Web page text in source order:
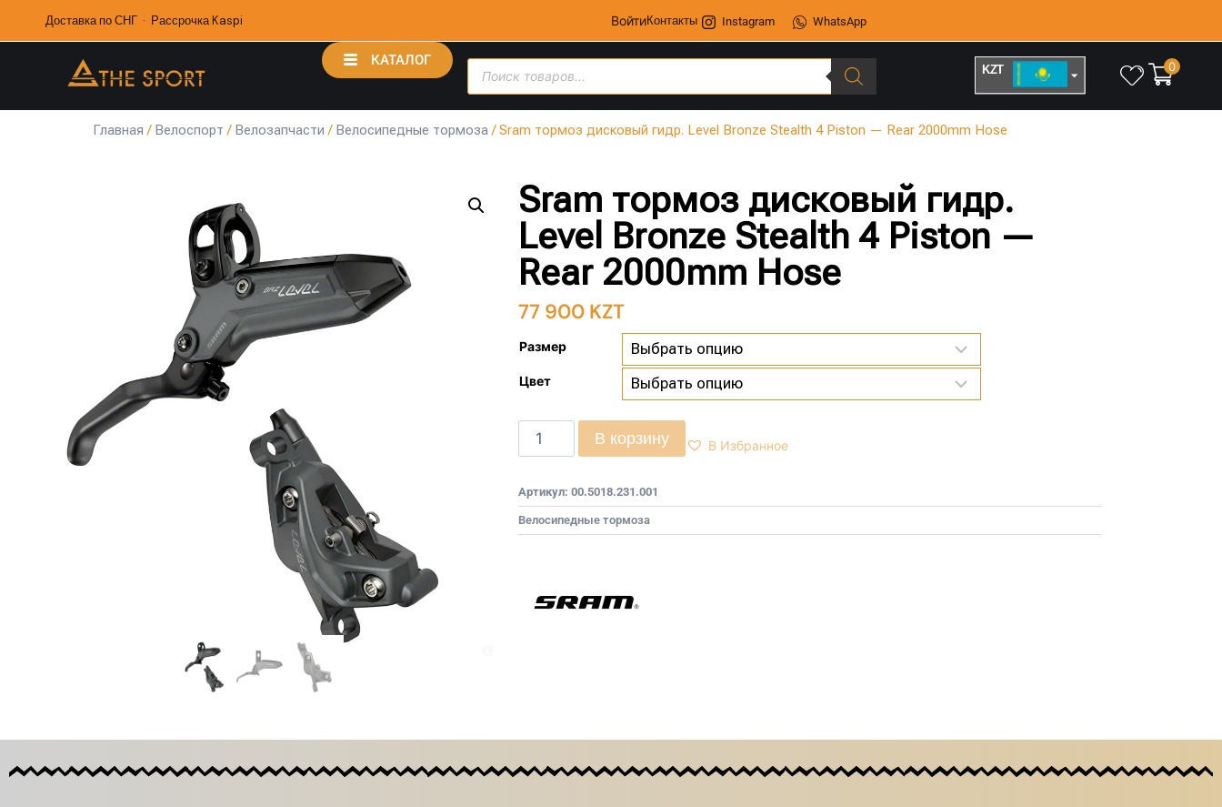
Доставка по СНГ · Рассрочка Kaspi ВойтиКонтакты Instagram WhatsApp
КАТАЛОГ
KZT 0
Главная / Велоспорт / Велозапчасти / Велосипедные тормоза/ Sram тормоз дисковый гидр. Level Bronze Stealth 4 Piston — Rear 2000mm Hose
Sram тормоз дисковый гидр.
Level Bronze Stealth 4 Piston —
Rear 2000mm Hose
77 900 KZT
Размер
Цвет
В корзину В Избранное
Артикул: 00.5018.231.001
Велосипедные тормоза